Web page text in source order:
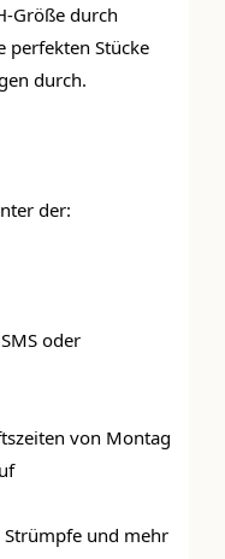
Größe durch
perfekten Stücke
durch.
der:
oder
von Montag
Strümpfe und mehr